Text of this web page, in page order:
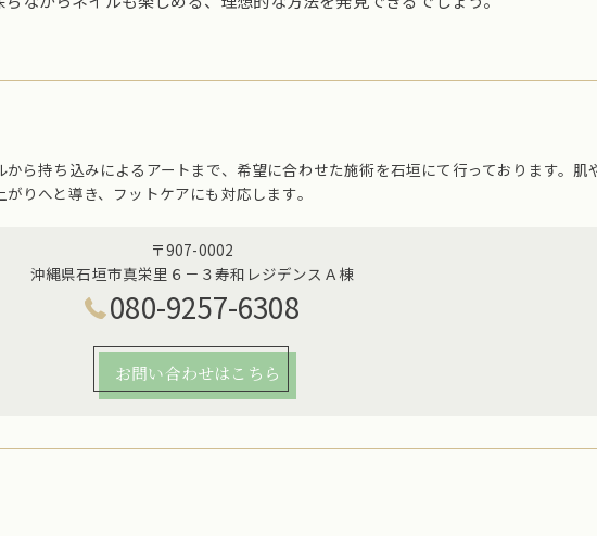
ら持ち込みによるアートまで、希望に合わせた施術を石垣にて行っております。肌
りへと導き、フットケアにも対応します。
〒907-0002
沖縄県石垣市真栄里６－３寿和レジデンスＡ棟
080-9257-6308
お問い合わせはこちら